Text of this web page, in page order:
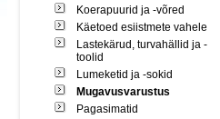
Koerapuurid ja -võred
Käetoed esiistmete vahele
Lastekärud, turvahällid ja -
toolid
Lumeketid ja -sokid
Mugavusvarustus
Pagasimatid